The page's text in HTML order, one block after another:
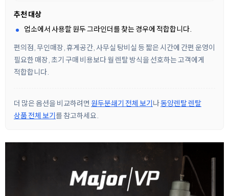
추천 대상
업소에서 사용할 원두 그라인더를 찾는 경우에 적합합니다.
편의점, 무인매장, 휴게공간, 사무실 탕비실 등 짧은 시간에 간편 운영이
필요한 매장, 초기 구매 비용보다 월 렌탈 방식을 선호하는 고객에게
적합합니다.
더 많은 옵션을 비교하려면 원두분쇄기 전체 보기나동양렌탈 렌탈
상품 전체 보기를 참고하세요.